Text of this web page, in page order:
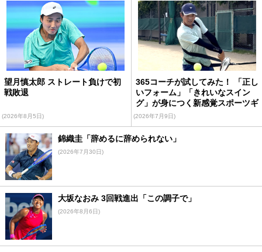
望月慎太郎 ストレート負けで初
戦敗退
(2026年8月5日)
365コーチが試してみた！ 「正し
いフォーム」「きれいなスイン
グ」が身につく新感覚スポーツギ
ア
(2026年7月9日)
錦織圭「辞めるに辞められない」
(2026年7月30日)
大坂なおみ 3回戦進出「この調子で」
(2026年8月6日)